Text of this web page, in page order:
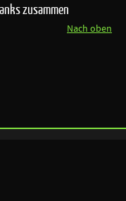
zusammen
Nach oben